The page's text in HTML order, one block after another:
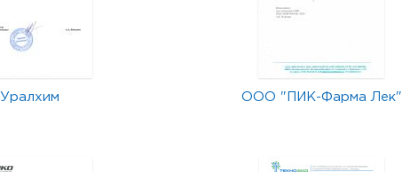
Уралхим ООО "ПИК-Фарма Лек"